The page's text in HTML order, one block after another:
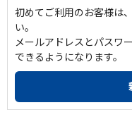
初めてご利用のお客様は
い。
メールアドレスとパスワ
できるようになります。